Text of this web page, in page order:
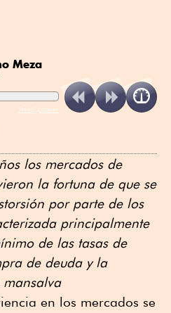
Meza
ReadSpeaker
los mercados de
la fortuna de que se
por parte de los
principalmente
de las tasas de
de deuda y la
en los mercados se